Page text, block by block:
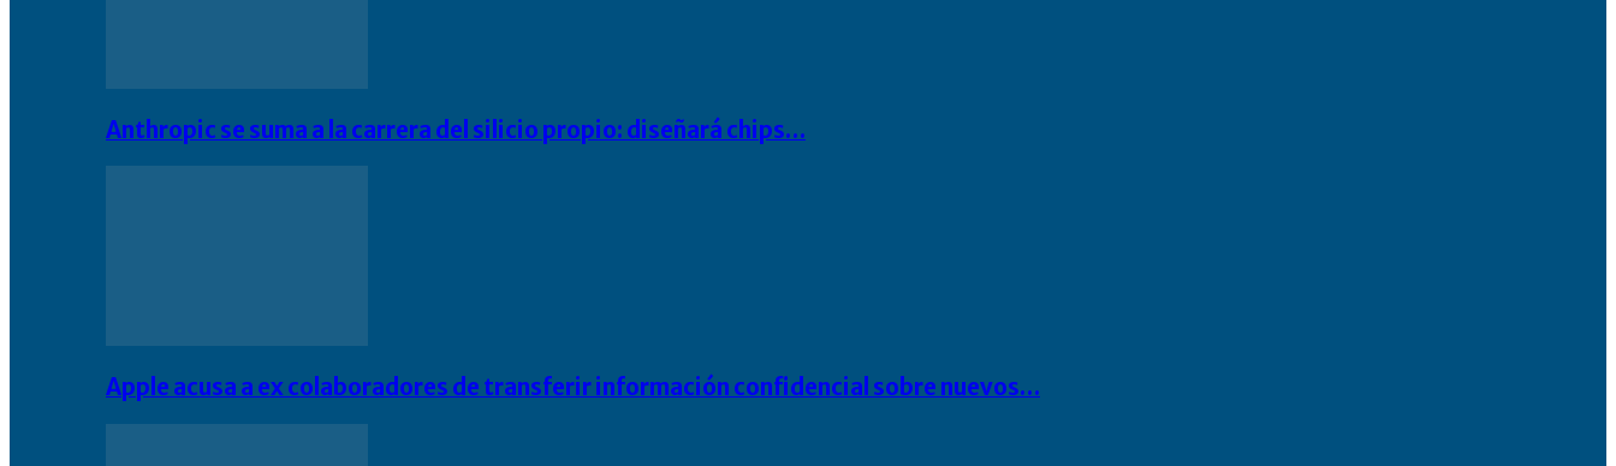
Anthropic se suma a la carrera del silicio propio: diseñará chips…
Apple acusa a ex colaboradores de transferir información confidencial sobre nuevos…